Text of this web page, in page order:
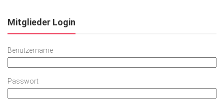
Mitglieder Login
Benutzername
Passwort